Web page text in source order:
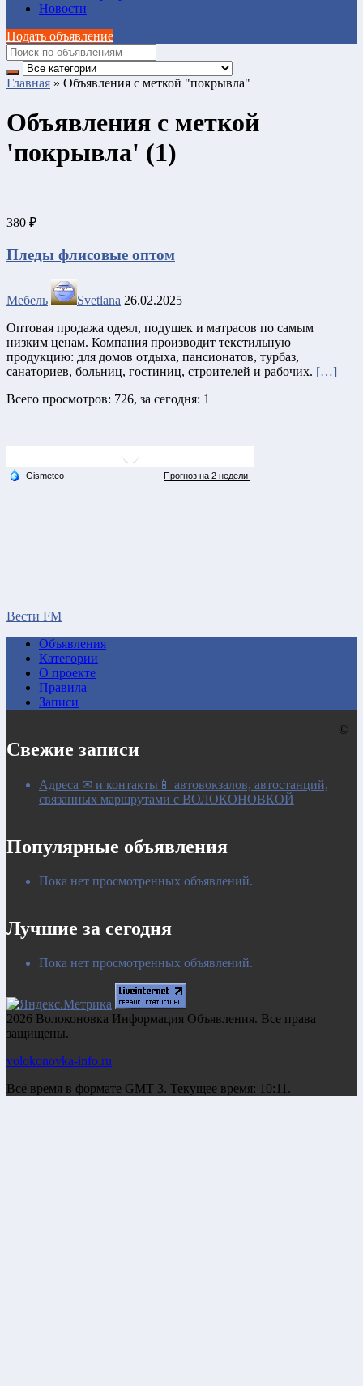
Новости
Подать объявление
Главная » Объявления с меткой "покрывла"
Объявления с меткой
'покрывла' (1)
380 ₽
Пледы флисовые оптом
Мебель Svetlana 26.02.2025
Оптовая продажа одеял, подушек и матрасов по самым
низким ценам. Компания производит текстильную
продукцию: для домов отдыха, пансионатов, турбаз,
санаториев, больниц, гостиниц, строителей и рабочих. […]
Всего просмотров: 726, за сегодня: 1
Вести FM
Объявления
Категории
О проекте
Правила
Записи
Свежие записи
Адреса ✉ и контакты📱 автовокзалов, автостанций,
связанных маршрутами с ВОЛОКОНОВКОЙ
Популярные объявления
Пока нет просмотренных объявлений.
Лучшие за сегодня
Пока нет просмотренных объявлений.
©
2026 Волоконовка Информация Объявления. Все права
защищены.
volokonovka-info.ru
Всё время в формате GMT 3. Текущее время: 10:11.